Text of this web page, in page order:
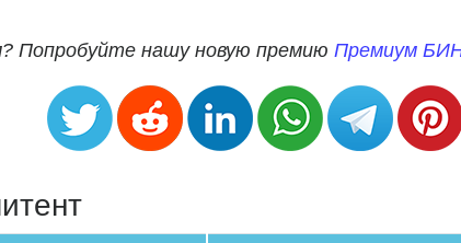
Попробуйте нашу новую премию Премиум